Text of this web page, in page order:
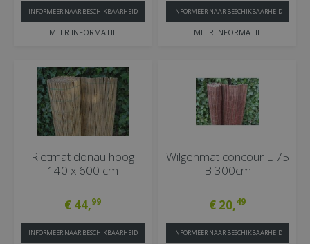
MEER INFORMATIE
INFORMEER NAAR BESCHIKBAARHEID
MEER INFORMATIE
INFORMEER NAAR BESCHIKBAARHEID
Rietmat donau hoog
140 x 600 cm
€ 44,99
INFORMEER NAAR BESCHIKBAARHEID
Wilgenmat concour L 75
B 300cm
€ 20,49
INFORMEER NAAR BESCHIKBAARHEID